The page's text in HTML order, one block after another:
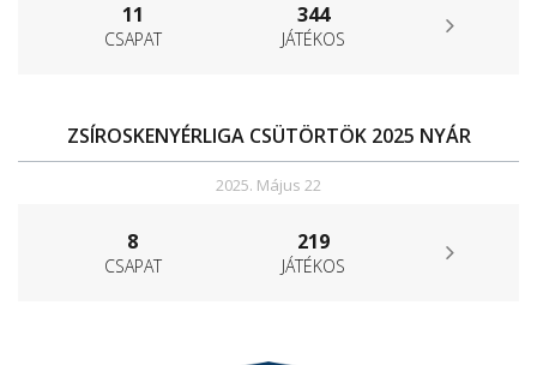
11
CSAPAT
344
JÁTÉKOS
ZSÍROSKENYÉRLIGA CSÜTÖRTÖK 2025 NYÁR
2025. Május 22
8
CSAPAT
219
JÁTÉKOS